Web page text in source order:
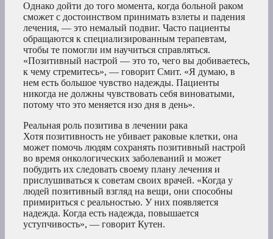
Однако дойти до того момента, когда больной раком
сможет с достоинством принимать взлеты и падения
лечения, — это немалый подвиг. Часто пациенты
обращаются к специализированным терапевтам,
чтобы те помогли им научиться справляться.
«Позитивный настрой — это то, чего вы добиваетесь,
к чему стремитесь», — говорит Смит. «Я думаю, в
нем есть большое чувство надежды. Пациенты
никогда не должны чувствовать себя виноватыми,
потому что это меняется изо дня в день».
Реальная роль позитива в лечении рака
Хотя позитивность не убивает раковые клетки, она
может помочь людям сохранять позитивный настрой
во время онкологических заболеваний и может
побудить их следовать своему плану лечения и
прислушиваться к советам своих врачей. «Когда у
людей позитивный взгляд на вещи, они способны
примириться с реальностью. У них появляется
надежда. Когда есть надежда, повышается
уступчивость», — говорит Кутен.